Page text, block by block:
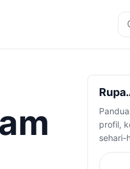
profil,
sehari-